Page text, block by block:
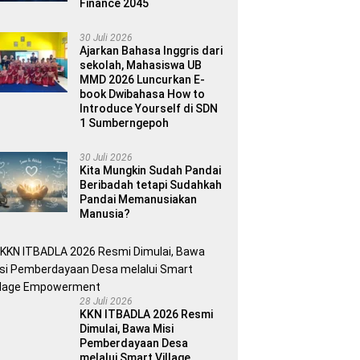
Finance 2045
30 Juli 2026
Ajarkan Bahasa Inggris dari
sekolah, Mahasiswa UB
MMD 2026 Luncurkan E-
book Dwibahasa How to
Introduce Yourself di SDN
1 Sumberngepoh
30 Juli 2026
Kita Mungkin Sudah Pandai
Beribadah tetapi Sudahkah
Pandai Memanusiakan
Manusia?
28 Juli 2026
KKN ITBADLA 2026 Resmi
Dimulai, Bawa Misi
Pemberdayaan Desa